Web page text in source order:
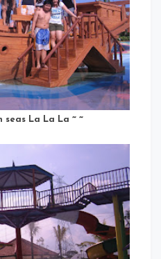
seas La La La ~ ~